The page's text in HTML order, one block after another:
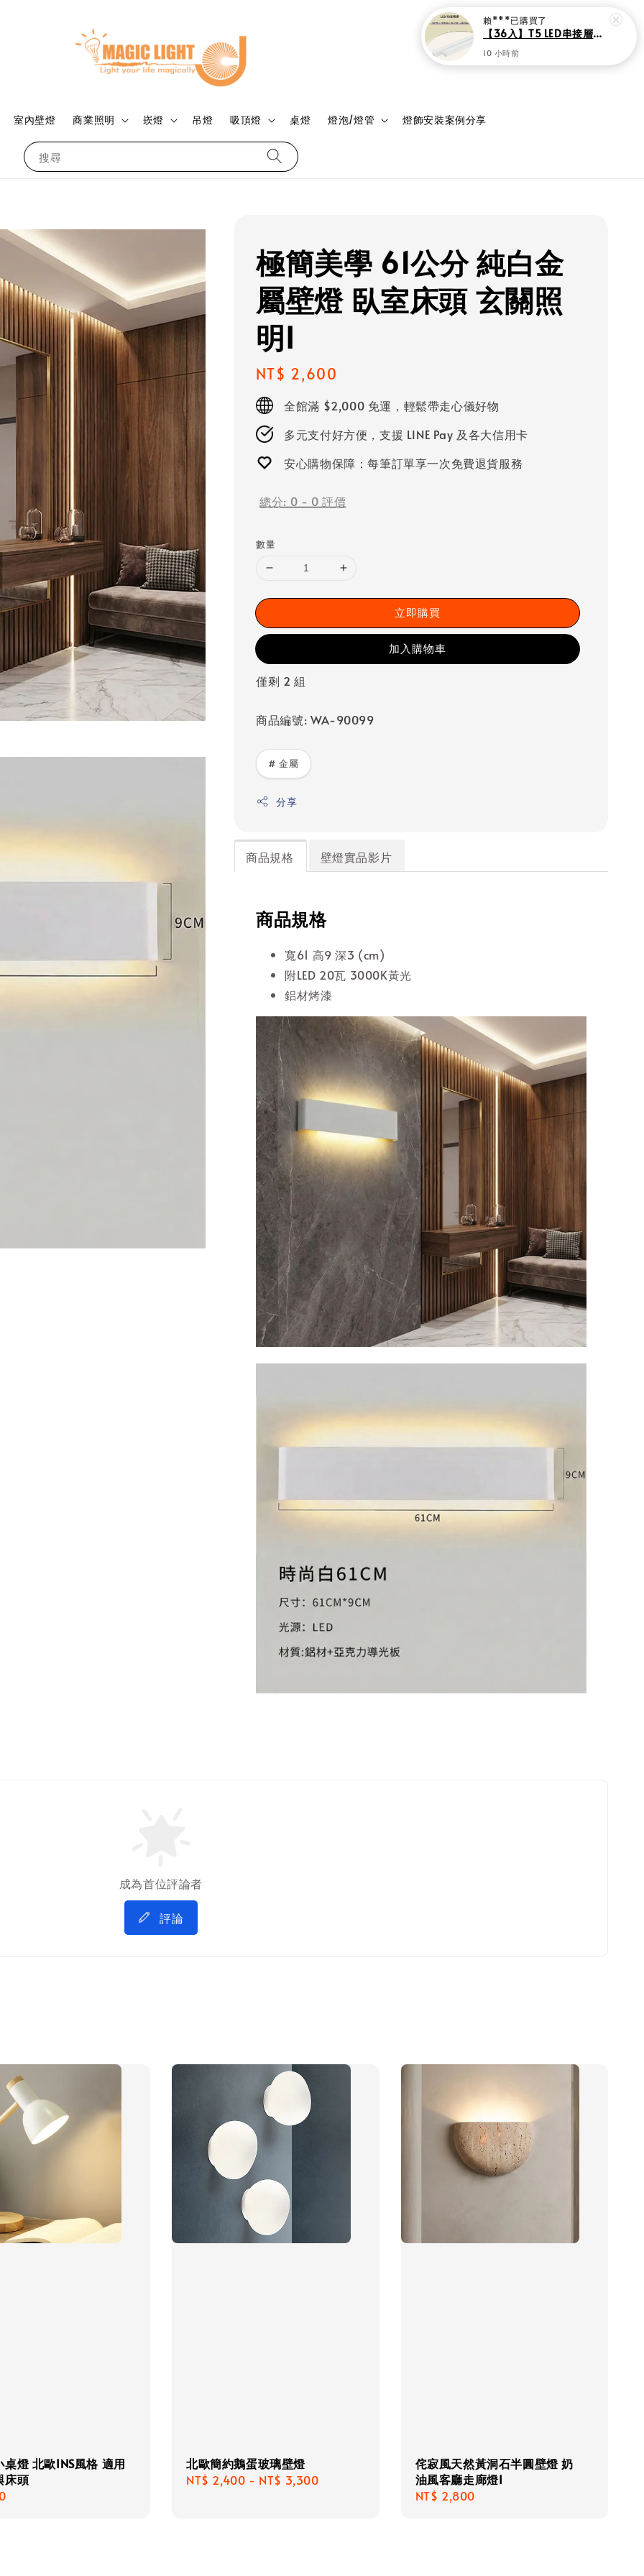
搜尋
室內壁燈 商業照明 崁燈 吊燈 吸頂燈 桌燈 燈泡/燈管 燈飾安裝案例分享
登入
極簡美學 61公分 純白金
屬壁燈 臥室床頭 玄關照
明I
Regular
price
NT$ 2,600
全館滿 $2,000 免運，輕鬆帶走心儀好物
多元支付好方便，支援 LINE Pay 及各大信用卡
安心購物保障：每筆訂單享一次免費退貨服務
總分: 0 - 0 評價
數量
立即購買
加入購物車
僅剩 2 組
商品編號: WA-90099
# 金屬
分享
商品規格 壁燈實品影片
商品規格
寬61 高9 深3 (cm)
附LED 20瓦 3000K黃光
鋁材烤漆
成為首位評論者
評論
桌燈 北歐INS風格 適用
床頭
北歐簡約鵝蛋玻璃壁燈
Regular
NT$ 2,400 - NT$ 3,300
侘寂風天然黃洞石半圓壁燈 奶
油風客廳走廊燈I
Regular
NT$ 2,800